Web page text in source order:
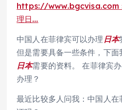
https://www.bgcvisa.com ›
理日…
中国人在菲律宾可以办理 日本
但是需要具备一些条件，下
日本需要的资料。 在菲律宾办
办理？
最近比较多人问我：中国人